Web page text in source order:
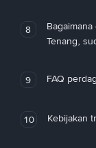
8
Tenang,
9 FAQ
10 Kebijakan